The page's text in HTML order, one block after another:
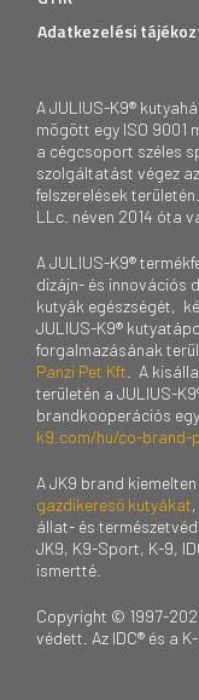
Adatkezelési
A JULIUS-K9®
mögött egy ISO 9001
a cégcsoport széles
szolgáltatást végez
felszerelések
LLc. néven 2014 óta
A JULIUS-K9®
dizájn- és innovációs
kutyák egészségét,
JULIUS-K9®
forgalmazásának
Panzi Pet Kft . A
területén a JULIUS-
brandkooperációs
k9.com/hu/co-brand-
A JK9 brand
gazdikereső kutyákat
állat- és
JK9, K9-Sport, K-9,
ismertté.
Copyright © 1997-
védett. Az IDC® és a